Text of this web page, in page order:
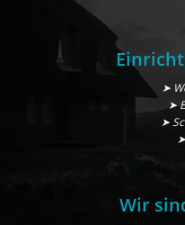
➤
➤
➤
Wir